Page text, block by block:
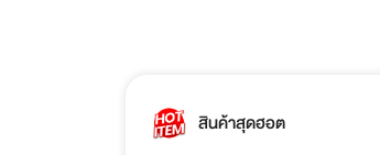
สินค้าสุดฮอต